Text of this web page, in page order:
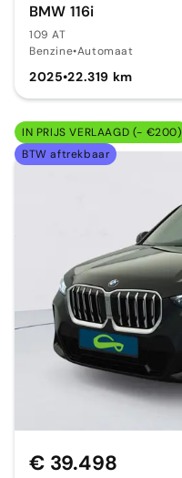
BMW 116i
109 AT
Benzine•Automaat
2025•22.319 km
IN PRIJS VERLAAGD (- €200)
BTW aftrekbaar
€ 39.498